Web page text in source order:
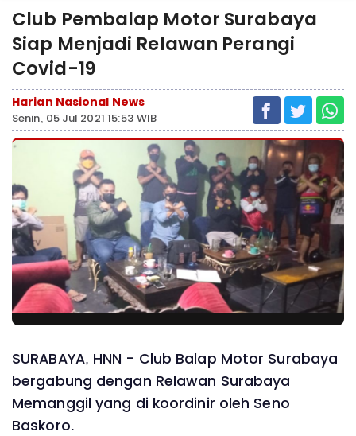
Club Pembalap Motor Surabaya
Siap Menjadi Relawan Perangi
Covid-19
Harian Nasional News
Senin, 05 Jul 2021 15:53 WIB
SURABAYA, HNN - Club Balap Motor Surabaya
bergabung dengan Relawan Surabaya
Memanggil yang di koordinir oleh Seno
Baskoro.